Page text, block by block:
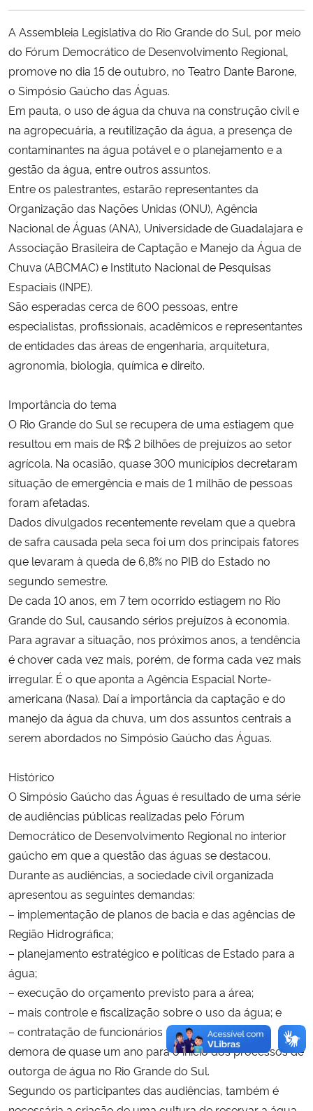
Ministério da Cidadania
Ministério da Saúde
Ministério de Minas e Energia
Ministério do Meio Ambiente
Ministério do Turismo
Ministério do Desenvolvimento Regional
Controladoria-Geral da União
Ministério da Mulher, da Família e dos Direitos Humanos
Secretaria-Geral
Gabinete de Segurança Institucional
Advocacia-Geral da União
A Assembleia Legislativa do Rio Grande do Sul, por meio
do Fórum Democrático de Desenvolvimento Regional,
promove no dia 15 de outubro, no Teatro Dante Barone,
o Simpósio Gaúcho das Águas.
Em pauta, o uso de água da chuva na construção civil e
na agropecuária, a reutilização da água, a presença de
contaminantes na água potável e o planejamento e a
gestão da água, entre outros assuntos.
Entre os palestrantes, estarão representantes da
Organização das Nações Unidas (ONU), Agência
Nacional de Águas (ANA), Universidade de Guadalajara e
Associação Brasileira de Captação e Manejo da Água de
Chuva (ABCMAC) e Instituto Nacional de Pesquisas
Espaciais (INPE).
São esperadas cerca de 600 pessoas, entre
especialistas, profissionais, acadêmicos e representantes
de entidades das áreas de engenharia, arquitetura,
agronomia, biologia, química e direito.
Importância do tema
O Rio Grande do Sul se recupera de uma estiagem que
resultou em mais de R$ 2 bilhões de prejuízos ao setor
agrícola. Na ocasião, quase 300 municípios decretaram
situação de emergência e mais de 1 milhão de pessoas
foram afetadas.
Dados divulgados recentemente revelam que a quebra
de safra causada pela seca foi um dos principais fatores
que levaram à queda de 6,8% no PIB do Estado no
segundo semestre.
De cada 10 anos, em 7 tem ocorrido estiagem no Rio
Grande do Sul, causando sérios prejuízos à economia.
Para agravar a situação, nos próximos anos, a tendência
é chover cada vez mais, porém, de forma cada vez mais
irregular. É o que aponta a Agência Espacial Norte-
americana (Nasa). Daí a importância da captação e do
manejo da água da chuva, um dos assuntos centrais a
serem abordados no Simpósio Gaúcho das Águas.
Histórico
O Simpósio Gaúcho das Águas é resultado de uma série
de audiências públicas realizadas pelo Fórum
Democrático de Desenvolvimento Regional no interior
gaúcho em que a questão das águas se destacou.
Durante as audiências, a sociedade civil organizada
apresentou as seguintes demandas:
– implementação de planos de bacia e das agências de
Região Hidrográfica;
– planejamento estratégico e políticas de Estado para a
água;
– execução do orçamento previsto para a área;
– mais controle e fiscalização sobre o uso da água; e
– contratação de funcionários – já que existe uma
demora de quase um ano para o início dos processos de
outorga de água no Rio Grande do Sul.
Segundo os participantes das audiências, também é